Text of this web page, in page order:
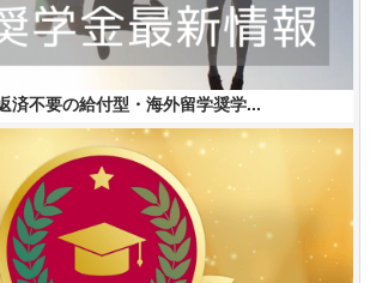
済不要の給付型・海外留学奨学...